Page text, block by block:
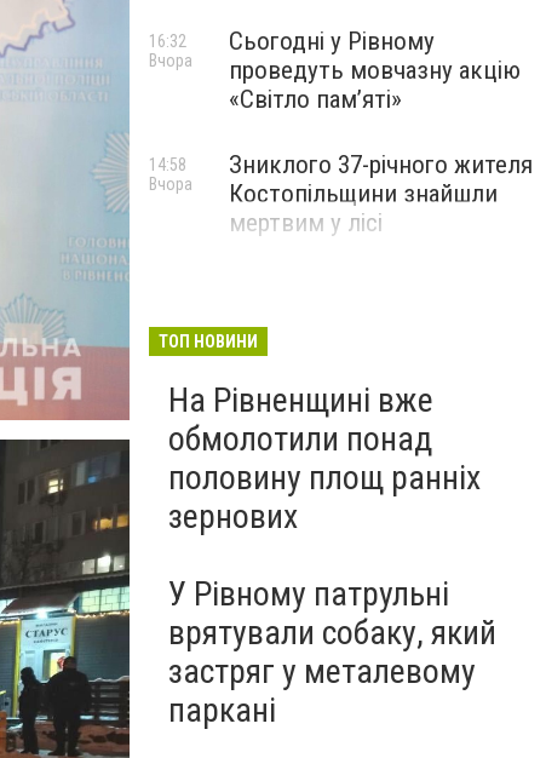
Сьогодні у Рівному
проведуть мовчазну акцію
«Світло пам’яті»
16:32
Вчора
Зниклого 37-річного жителя
Костопільщини знайшли
мертвим у лісі
14:58
Вчора
ТОП НОВИНИ
На Рівненщині вже
обмолотили понад
половину площ ранніх
зернових
У Рівному патрульні
врятували собаку, який
застряг у металевому
паркані